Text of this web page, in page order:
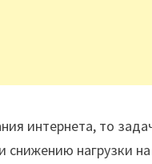
интернета, то
нагрузки